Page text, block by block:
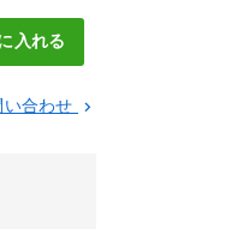
入れる
合わせ keyboard_arrow_right